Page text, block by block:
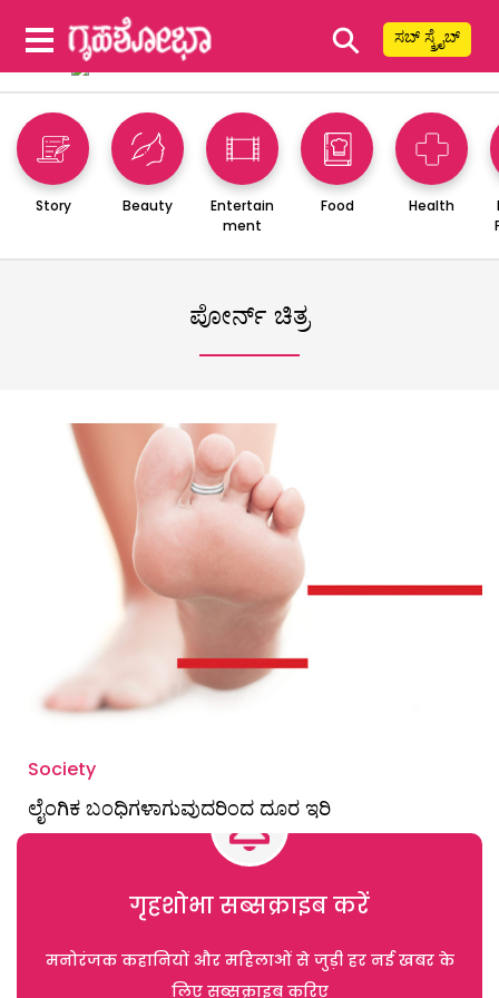
⚲ ಸಬ್ ಸ್ಕ್ರೈಬ್
Story Beauty
Entertain
ment
Food Health
ಪೋರ್ನ್ ಚಿತ್ರ
Society
ಲೈಂಗಿಕ ಬಂಧಿಗಳಾಗುವುದರಿಂದ ದೂರ ಇರಿ
गृहशोभा सब्सक्राइब करें
मनोरंजक कहानियों और महिलाओं से जुड़ी हर नई खबर के
लिए सब्सक्राइब करिए